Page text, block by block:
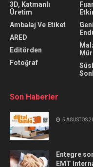
3D, Katmanlı
Üretim
Ambalaj Ve Etiket
ARED
Editörden
Fotoğraf
Son Haberler
5 AĞUSTOS
Entegre
EMT